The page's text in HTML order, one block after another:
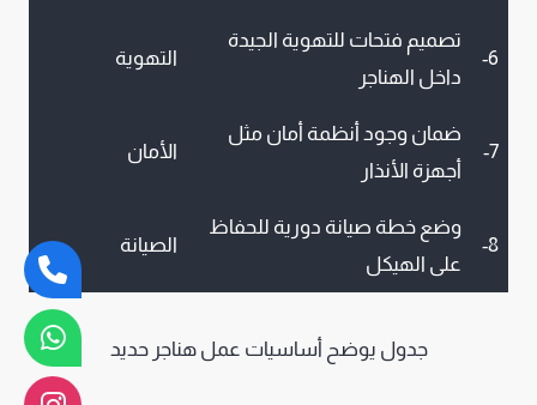
6-
تصميم فتحات للتهوية الجيدة
داخل الهناجر
التهوية
7-
ضمان وجود أنظمة أمان مثل
أجهزة الأنذار
الأمان
8-
وضع خطة صيانة دورية للحفاظ
على الهيكل
الصيانة
جدول يوضح أساسيات عمل هناجر حديد